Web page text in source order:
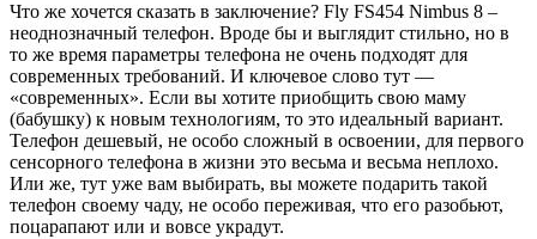
Что же хочется сказать в заключение? Fly FS454 Nimbus 8 –
неоднозначный телефон. Вроде бы и выглядит стильно, но в
то же время параметры телефона не очень подходят для
современных требований. И ключевое слово тут —
«современных». Если вы хотите приобщить свою маму
(бабушку) к новым технологиям, то это идеальный вариант.
Телефон дешевый, не особо сложный в освоении, для первого
сенсорного телефона в жизни это весьма и весьма неплохо.
Или же, тут уже вам выбирать, вы можете подарить такой
телефон своему чаду, не особо переживая, что его разобьют,
поцарапают или и вовсе украдут.